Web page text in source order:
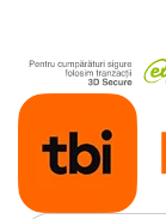
Curte si gradina
Garduri metalice
Plasa gard
Stalpi gard
Panouri gard